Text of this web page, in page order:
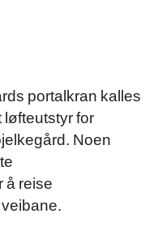
portalkran kalles
for
Noen
å reise